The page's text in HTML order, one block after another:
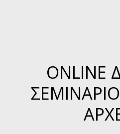
ONLINE